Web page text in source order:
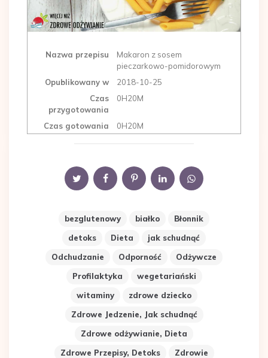
Nazwa przepisu
Makaron z sosem
pieczarkowo-pomidorowym
Opublikowany w
2018-10-25
Czas
przygotowania
0H20M
Czas gotowania 0H20M
bezglutenowy białko
Błonnik
detoks
Dieta
jak schudnąć
Odchudzanie
Odporność
Odżywcze
Profilaktyka
wegetariański
witaminy
zdrowe dziecko
Zdrowe Jedzenie, Jak schudnąć
Zdrowe odżywianie, Dieta
Zdrowe Przepisy, Detoks
Zdrowie